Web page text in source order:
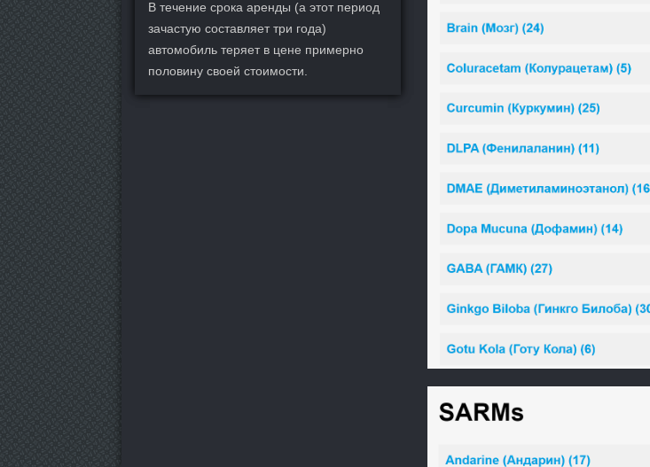
В течение срока аренды (а этот период
зачастую составляет три года)
автомобиль теряет в цене примерно
половину своей стоимости.